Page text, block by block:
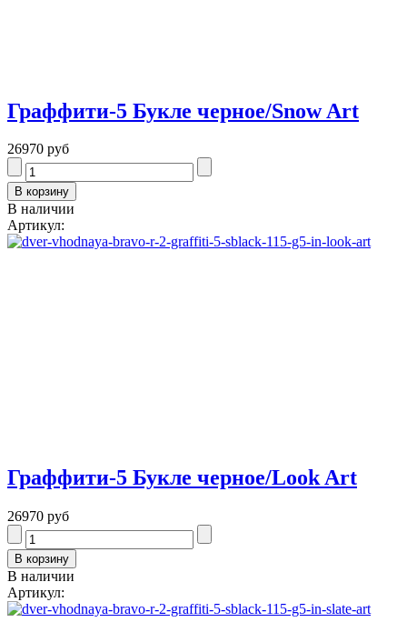
Граффити-5 Букле черное/Snow Art
26970 руб
В наличии
Артикул:
Граффити-5 Букле черное/Look Art
26970 руб
В наличии
Артикул: